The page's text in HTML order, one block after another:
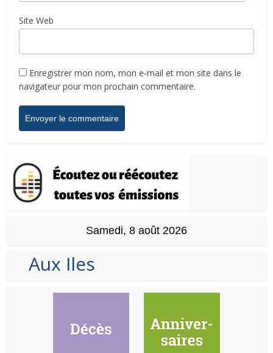
Site Web
Enregistrer mon nom, mon e-mail et mon site dans le
navigateur pour mon prochain commentaire.
Samedi, 8 août 2026
Aux Iles